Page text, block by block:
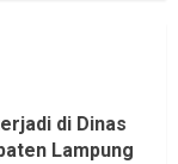
di Dinas
Lampung